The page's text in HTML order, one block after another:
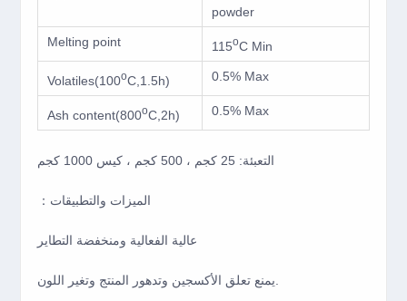
powder
Melting point 115oC Min
Volatiles(100oC,1.5h) 0.5% Max
Ash content(800oC,2h) 0.5% Max
التعبئة: 25 كجم ، 500 كجم ، كيس 1000 كجم
：الميزات والتطبيقات
عالية الفعالية ومنخفضة التطاير